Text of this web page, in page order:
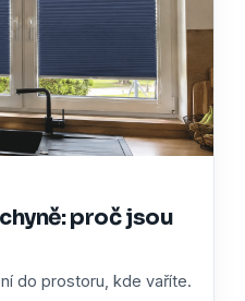
proč jsou
do prostoru, kde vaříte.